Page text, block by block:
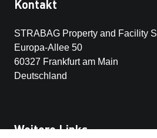
Kontakt
STRABAG Property and Facility
Europa-Allee 50
60327 Frankfurt am Main
Deutschland
Weitere Links